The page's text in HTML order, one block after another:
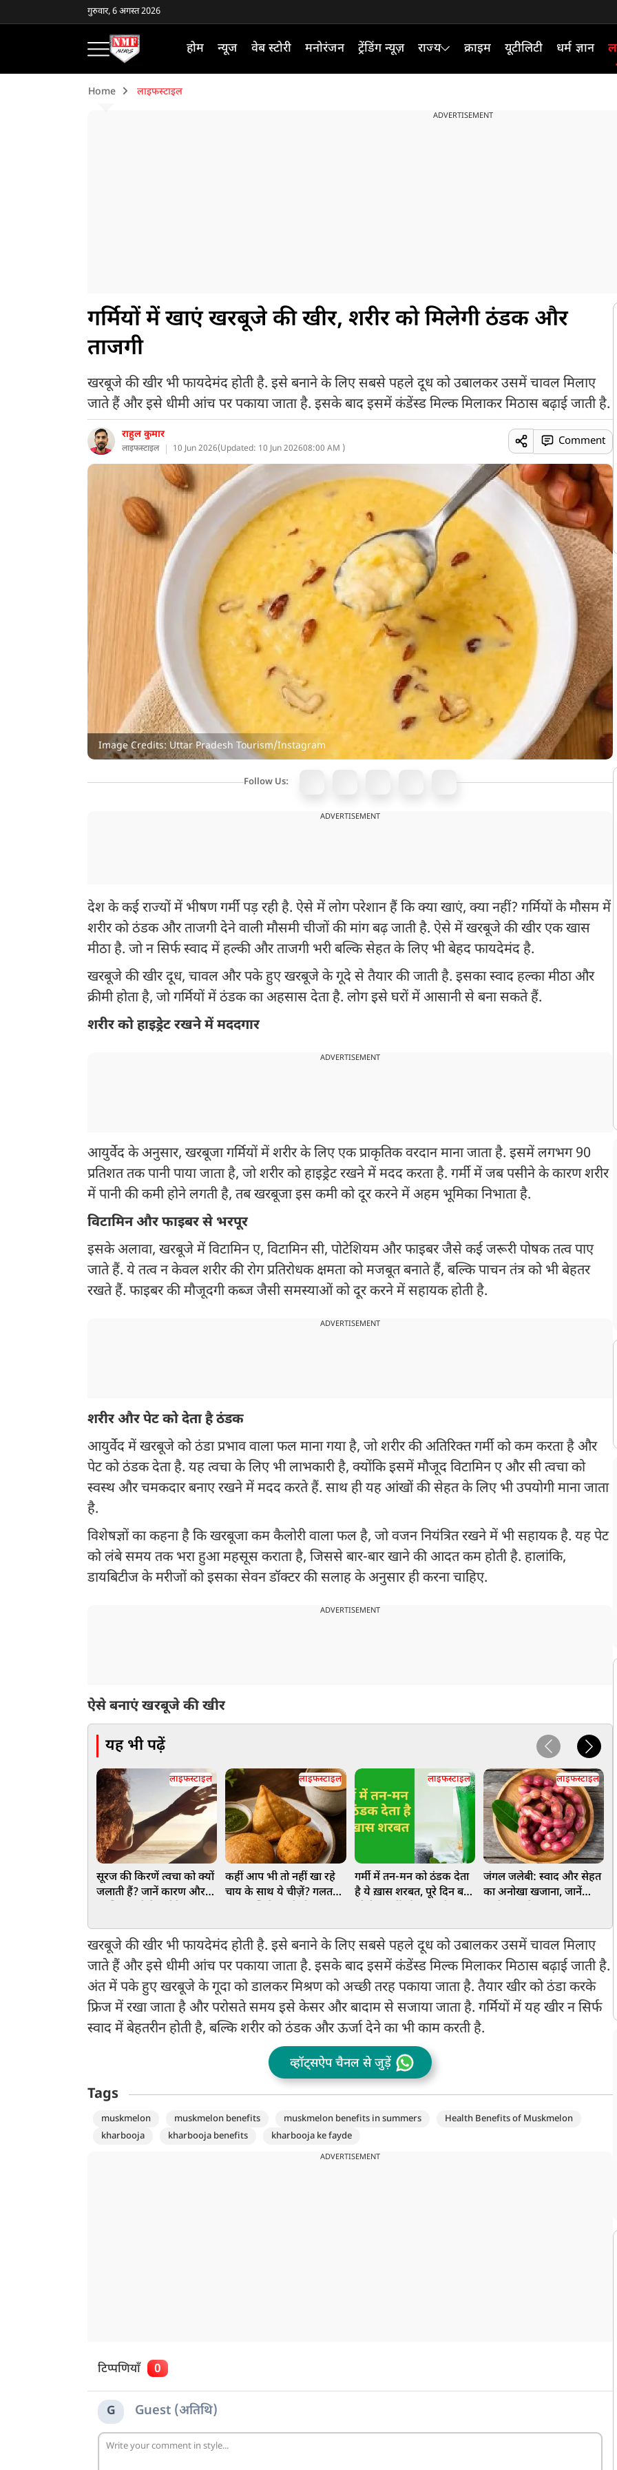
गुरुवार, 6 अगस्त 2026
होम न्यूज वेब स्टोरी मनोरंजन ट्रेंडिंग न्यूज़ राज्य क्राइम यूटीलिटी धर्म ज्ञान
Home लाइफस्टाइल
ADVERTISEMENT
गर्मियों में खाएं खरबूजे की खीर, शरीर को मिलेगी ठंडक और
ताजगी
खरबूजे की खीर भी फायदेमंद होती है. इसे बनाने के लिए सबसे पहले दूध को उबालकर उसमें चावल मिलाए
जाते हैं और इसे धीमी आंच पर पकाया जाता है. इसके बाद इसमें कंडेंस्ड मिल्क मिलाकर मिठास बढ़ाई जाती है.
राहुल कुमार
लाइफस्टाइल 10 Jun 2026(Updated: 10 Jun 202608:00 AM )
Comment
Image Credits: Uttar Pradesh Tourism/Instagram
Follow Us:
ADVERTISEMENT
देश के कई राज्यों में भीषण गर्मी पड़ रही है. ऐसे में लोग परेशान हैं कि क्या खाएं, क्या नहीं? गर्मियों के मौसम में
शरीर को ठंडक और ताजगी देने वाली मौसमी चीजों की मांग बढ़ जाती है. ऐसे में खरबूजे की खीर एक खास
मीठा है. जो न सिर्फ स्वाद में हल्की और ताजगी भरी बल्कि सेहत के लिए भी बेहद फायदेमंद है.
खरबूजे की खीर दूध, चावल और पके हुए खरबूजे के गूदे से तैयार की जाती है. इसका स्वाद हल्का मीठा और
क्रीमी होता है, जो गर्मियों में ठंडक का अहसास देता है. लोग इसे घरों में आसानी से बना सकते हैं.
शरीर को हाइड्रेट रखने में मददगार
ADVERTISEMENT
आयुर्वेद के अनुसार, खरबूजा गर्मियों में शरीर के लिए एक प्राकृतिक वरदान माना जाता है. इसमें लगभग 90
प्रतिशत तक पानी पाया जाता है, जो शरीर को हाइड्रेट रखने में मदद करता है. गर्मी में जब पसीने के कारण शरीर
में पानी की कमी होने लगती है, तब खरबूजा इस कमी को दूर करने में अहम भूमिका निभाता है.
विटामिन और फाइबर से भरपूर
इसके अलावा, खरबूजे में विटामिन ए, विटामिन सी, पोटेशियम और फाइबर जैसे कई जरूरी पोषक तत्व पाए
जाते हैं. ये तत्व न केवल शरीर की रोग प्रतिरोधक क्षमता को मजबूत बनाते हैं, बल्कि पाचन तंत्र को भी बेहतर
रखते हैं. फाइबर की मौजूदगी कब्ज जैसी समस्याओं को दूर करने में सहायक होती है.
ADVERTISEMENT
शरीर और पेट को देता है ठंडक
आयुर्वेद में खरबूजे को ठंडा प्रभाव वाला फल माना गया है, जो शरीर की अतिरिक्त गर्मी को कम करता है और
पेट को ठंडक देता है. यह त्वचा के लिए भी लाभकारी है, क्योंकि इसमें मौजूद विटामिन ए और सी त्वचा को
स्वस्थ और चमकदार बनाए रखने में मदद करते हैं. साथ ही यह आंखों की सेहत के लिए भी उपयोगी माना जाता
है.
विशेषज्ञों का कहना है कि खरबूजा कम कैलोरी वाला फल है, जो वजन नियंत्रित रखने में भी सहायक है. यह पेट
को लंबे समय तक भरा हुआ महसूस कराता है, जिससे बार-बार खाने की आदत कम होती है. हालांकि,
डायबिटीज के मरीजों को इसका सेवन डॉक्टर की सलाह के अनुसार ही करना चाहिए.
ADVERTISEMENT
ऐसे बनाएं खरबूजे की खीर
यह भी पढ़ें
लाइफस्टाइल
सूरज की किरणें त्वचा को क्यों
जलाती हैं? जानें कारण और
लाइफस्टाइल
कहीं आप भी तो नहीं खा रहे
चाय के साथ ये चीज़ें? गलत
लाइफस्टाइल
गर्मी में तन-मन को ठंडक देता
है ये ख़ास शरबत, पूरे दिन बनी
लाइफस्टाइल
जंगल जलेबी: स्वाद और सेहत
का अनोखा खजाना, जानें
खरबूजे की खीर भी फायदेमंद होती है. इसे बनाने के लिए सबसे पहले दूध को उबालकर उसमें चावल मिलाए
जाते हैं और इसे धीमी आंच पर पकाया जाता है. इसके बाद इसमें कंडेंस्ड मिल्क मिलाकर मिठास बढ़ाई जाती है.
अंत में पके हुए खरबूजे के गूदा को डालकर मिश्रण को अच्छी तरह पकाया जाता है. तैयार खीर को ठंडा करके
फ्रिज में रखा जाता है और परोसते समय इसे केसर और बादाम से सजाया जाता है. गर्मियों में यह खीर न सिर्फ
स्वाद में बेहतरीन होती है, बल्कि शरीर को ठंडक और ऊर्जा देने का भी काम करती है.
व्हॉट्सऐप चैनल से जुड़ें
Tags
muskmelon muskmelon benefits muskmelon benefits in summers
Health Benefits of Muskmelon
kharbooja
kharbooja benefits kharbooja ke fayde
ADVERTISEMENT
टिप्पणियाँ 0
G Guest (अतिथि)